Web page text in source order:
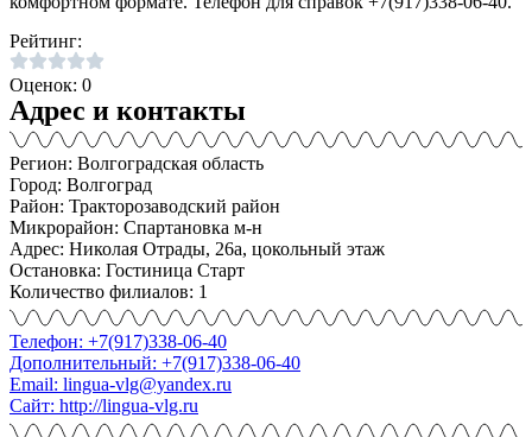
Рейтинг:
Оценок: 0
Адрес и контакты
Регион: Волгоградская область
Город: Волгоград
Район: Тракторозаводский район
Микрорайон: Спартановка м-н
Адрес: Николая Отрады, 26а, цокольный этаж
Остановка: Гостиница Старт
Количество филиалов: 1
Телефон: +7(917)338-06-40
Дополнительный: +7(917)338-06-40
Email: lingua-vlg@yandex.ru
Сайт: http://lingua-vlg.ru